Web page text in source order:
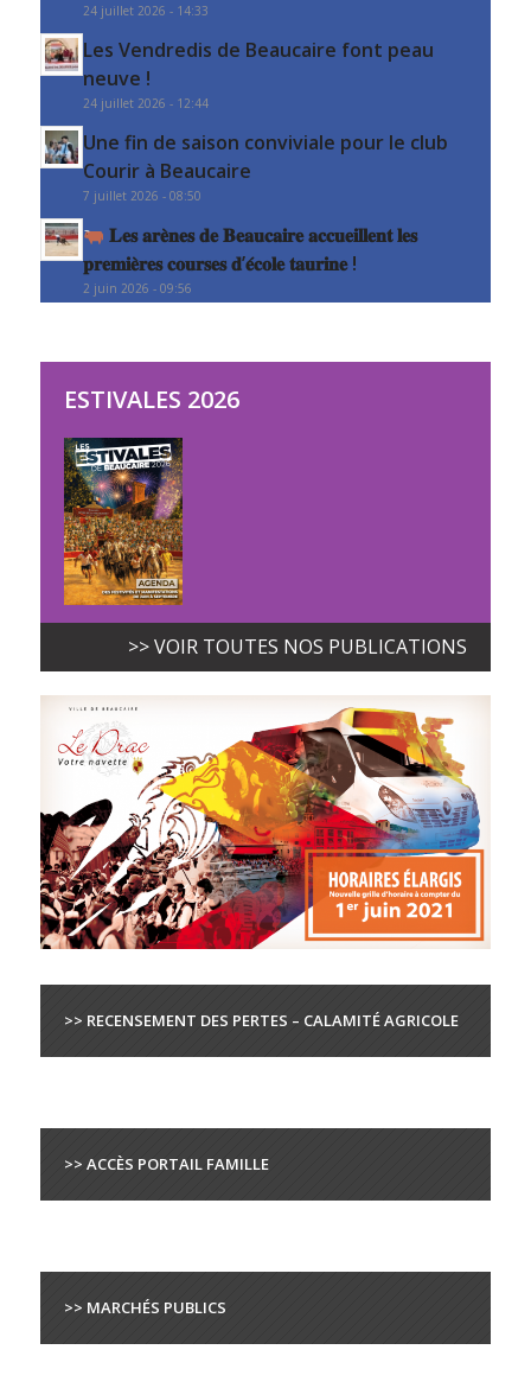
24 juillet 2026 - 14:33
Les Vendredis de Beaucaire font peau
neuve !
24 juillet 2026 - 12:44
Une fin de saison conviviale pour le club
Courir à Beaucaire
7 juillet 2026 - 08:50
𝐋𝐞𝐬 𝐚𝐫𝐞̀𝐧𝐞𝐬 𝐝𝐞 𝐁𝐞𝐚𝐮𝐜𝐚𝐢𝐫𝐞 𝐚𝐜𝐜𝐮𝐞𝐢𝐥𝐥𝐞𝐧𝐭 𝐥𝐞𝐬
𝐩𝐫𝐞𝐦𝐢𝐞̀𝐫𝐞𝐬 𝐜𝐨𝐮𝐫𝐬𝐞𝐬 𝐝’𝐞́𝐜𝐨𝐥𝐞 𝐭𝐚𝐮𝐫𝐢𝐧𝐞 !
2 juin 2026 - 09:56
ESTIVALES 2026
>> VOIR TOUTES NOS PUBLICATIONS
>> RECENSEMENT DES PERTES – CALAMITÉ AGRICOLE
>> ACCÈS PORTAIL FAMILLE
>> MARCHÉS PUBLICS